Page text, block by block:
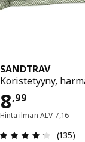
SANDTRAV
Koristetyyny,
8,99
Hinta 8,99
Hinta ilman ALV 7,16
: 4.3 /
(135)